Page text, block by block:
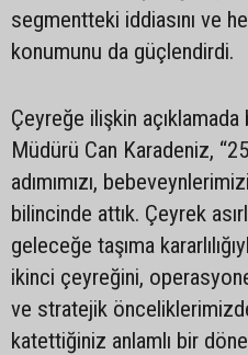
segmentteki iddiasını ve
konumunu da güçlendirdi.
Çeyreğe ilişkin açıklamada
Müdürü Can Karadeniz,
adımımızı,
bilincinde attık. Çeyrek
geleceğe taşıma
ikinci çeyreğini,
ve stratejik
katettiğiniz anlamlı bir